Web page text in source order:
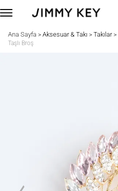
Ana Sayfa > Aksesuar & Takı > Takılar>
Taşlı Broş